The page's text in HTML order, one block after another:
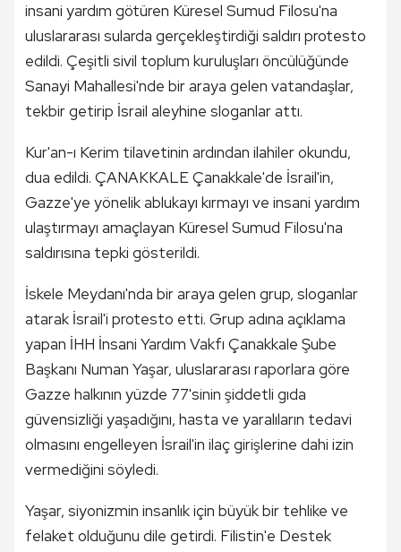
insani yardım götüren Küresel Sumud Filosu'na
uluslararası sularda gerçekleştirdiği saldırı protesto
edildi. Çeşitli sivil toplum kuruluşları öncülüğünde
Sanayi Mahallesi'nde bir araya gelen vatandaşlar,
tekbir getirip İsrail aleyhine sloganlar attı.
Kur'an-ı Kerim tilavetinin ardından ilahiler okundu,
dua edildi. ÇANAKKALE Çanakkale'de İsrail'in,
Gazze'ye yönelik ablukayı kırmayı ve insani yardım
ulaştırmayı amaçlayan Küresel Sumud Filosu'na
saldırısına tepki gösterildi.
İskele Meydanı'nda bir araya gelen grup, sloganlar
atarak İsrail'i protesto etti. Grup adına açıklama
yapan İHH İnsani Yardım Vakfı Çanakkale Şube
Başkanı Numan Yaşar, uluslararası raporlara göre
Gazze halkının yüzde 77'sinin şiddetli gıda
güvensizliği yaşadığını, hasta ve yaralıların tedavi
olmasını engelleyen İsrail'in ilaç girişlerine dahi izin
vermediğini söyledi.
Yaşar, siyonizmin insanlık için büyük bir tehlike ve
felaket olduğunu dile getirdi. Filistin'e Destek